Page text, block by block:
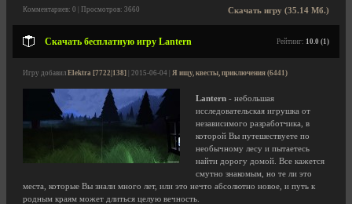
Скачать игру (35.14 Мб.)
Комментариев: 0 | Просмотров: 3660
Скачать бесплатную игру Lantern Рейтинг: 10.0 (1)
Игру добавил Elektra [7722|138] | 2015-06-04 | Я ищу, квесты, приключения (6441)
Lantern - небольшая
исследовательская игрушка от
независимого разработчика, в
которой Вы путешествуете по
необычному лесу и пытаетесь
найти дорогу домой. Все кажется
смутно знакомым, но те ли это
места, которые Вы знали много лет, или это нечто абсолютно новое, и путь к
родным краям может длиться целую вечность.